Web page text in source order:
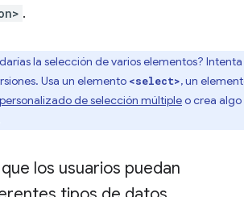
.
la selección de varios elementos? Intenta
Usa un elemento <select>, un
de selección múltipleo crea algo
los usuarios puedan